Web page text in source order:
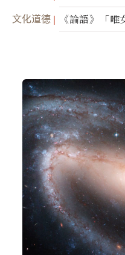
（二）
文化道德
《論語》「
（一）